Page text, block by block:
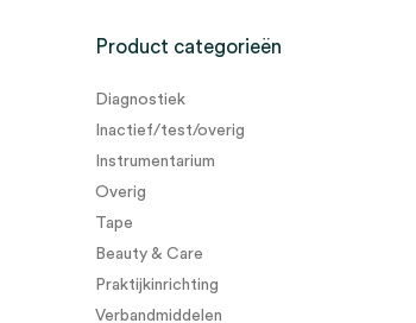
Product categorieën
Diagnostiek
Inactief/test/overig
Instrumentarium
Overig
Tape
Beauty & Care
Praktijkinrichting
Verbandmiddelen